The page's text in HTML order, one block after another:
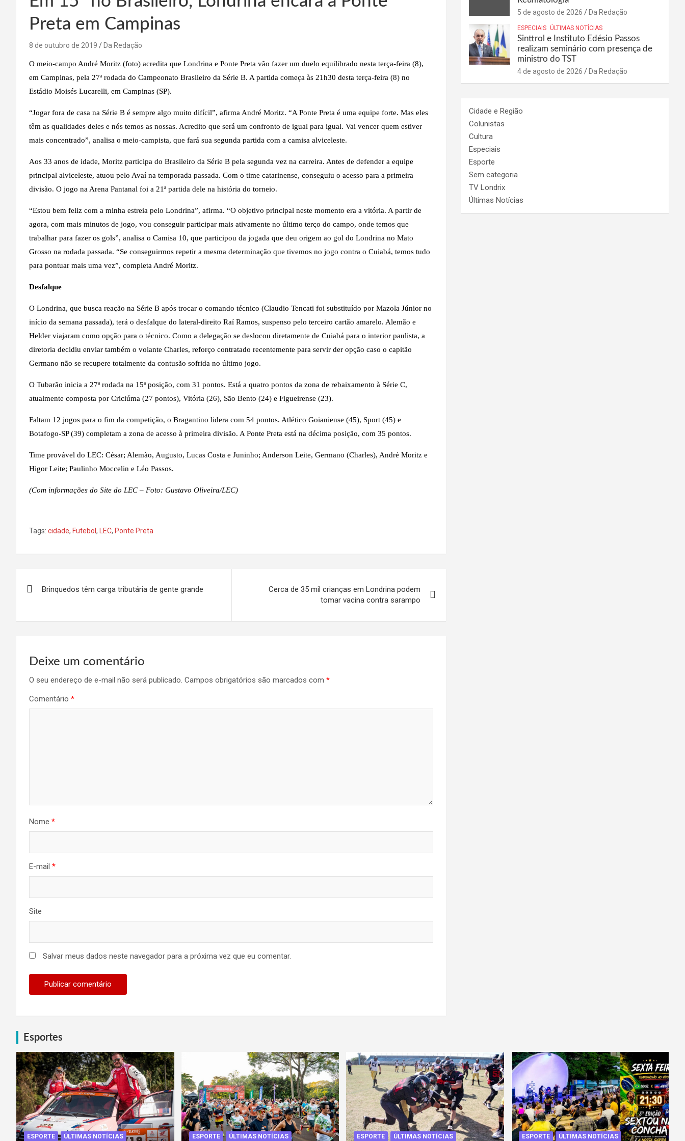
Preta em Campinas
8 de outubro de 2019 Da Redação
O meio-campo André Moritz (foto) acredita que Londrina e Ponte Preta vão fazer um duelo equilibrado nesta terça-feira (8),
em Campinas, pela 27ª rodada do Campeonato Brasileiro da Série B. A partida começa às 21h30 desta terça-feira (8) no
Estádio Moisés Lucarelli, em Campinas (SP).
“Jogar fora de casa na Série B é sempre algo muito difícil”, afirma André Moritz. “A Ponte Preta é uma equipe forte. Mas eles
têm as qualidades deles e nós temos as nossas. Acredito que será um confronto de igual para igual. Vai vencer quem estiver
mais concentrado”, analisa o meio-campista, que fará sua segunda partida com a camisa alviceleste.
Aos 33 anos de idade, Moritz participa do Brasileiro da Série B pela segunda vez na carreira. Antes de defender a equipe
principal alviceleste, atuou pelo Avaí na temporada passada. Com o time catarinense, conseguiu o acesso para a primeira
divisão. O jogo na Arena Pantanal foi a 21ª partida dele na história do torneio.
“Estou bem feliz com a minha estreia pelo Londrina”, afirma. “O objetivo principal neste momento era a vitória. A partir de
agora, com mais minutos de jogo, vou conseguir participar mais ativamente no último terço do campo, onde temos que
trabalhar para fazer os gols”, analisa o Camisa 10, que participou da jogada que deu origem ao gol do Londrina no Mato
Grosso na rodada passada. “Se conseguirmos repetir a mesma determinação que tivemos no jogo contra o Cuiabá, temos tudo
para pontuar mais uma vez”, completa André Moritz.
Desfalque
O Londrina, que busca reação na Série B após trocar o comando técnico (Claudio Tencati foi substituído por Mazola Júnior no
início da semana passada), terá o desfalque do lateral-direito Raí Ramos, suspenso pelo terceiro cartão amarelo. Alemão e
Helder viajaram como opção para o técnico. Como a delegação se deslocou diretamente de Cuiabá para o interior paulista, a
diretoria decidiu enviar também o volante Charles, reforço contratado recentemente para servir der opção caso o capitão
Germano não se recupere totalmente da contusão sofrida no último jogo.
O Tubarão inicia a 27ª rodada na 15ª posição, com 31 pontos. Está a quatro pontos da zona de rebaixamento à Série C,
atualmente composta por Criciúma (27 pontos), Vitória (26), São Bento (24) e Figueirense (23).
Faltam 12 jogos para o fim da competição, o Bragantino lidera com 54 pontos. Atlético Goianiense (45), Sport (45) e
Botafogo-SP (39) completam a zona de acesso à primeira divisão. A Ponte Preta está na décima posição, com 35 pontos.
Time provável do LEC: César; Alemão, Augusto, Lucas Costa e Juninho; Anderson Leite, Germano (Charles), André Moritz e
Higor Leite; Paulinho Moccelin e Léo Passos.
(Com informações do Site do LEC – Foto: Gustavo Oliveira/LEC)
Tags: cidade, Futebol , LEC, Ponte Preta
Post
Brinquedos têm carga tributária de gente grande
Cerca de 35 mil crianças em Londrina podem
tomar vacina contra sarampo
Deixe um comentário
O seu endereço de e-mail não será publicado. Campos obrigatórios são marcados com *
Comentário *
Nome *
E-mail *
Site
Salvar meus dados neste navegador para a próxima vez que eu comentar.
5 de agosto de 2026 Da Redação
ESPECIAIS ÚLTIMAS NOTÍCIAS
Sinttrol e Instituto Edésio Passos
realizam seminário com presença de
ministro do TST
4 de agosto de 2026 Da Redação
Cidade e Região
Colunistas
Cultura
Especiais
Esporte
Sem categoria
TV Londrix
Últimas Notícias
Esportes
ESPORTE ÚLTIMAS NOTÍCIAS ESPORTE ÚLTIMAS NOTÍCIAS ESPORTE ÚLTIMAS NOTÍCIAS ESPORTE ÚLTIMAS NOTÍCIAS